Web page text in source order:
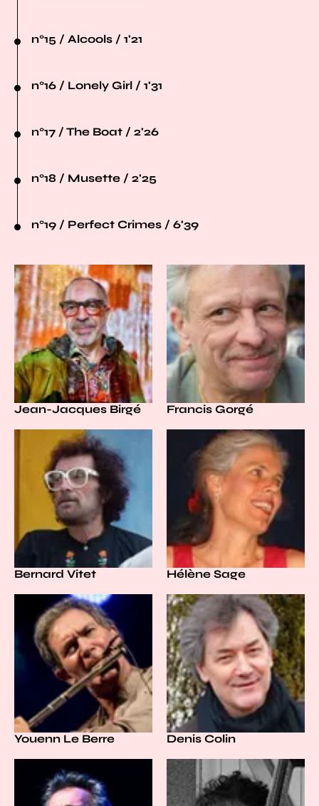
n°15 / Alcools / 1'21
n°16 / Lonely Girl / 1'31
n°17 / The Boat / 2'26
n°18 / Musette / 2'25
n°19 / Perfect Crimes / 6'39
Jean-Jacques Birgé Francis Gorgé
Bernard Vitet Hélène Sage
Youenn Le Berre Denis Colin